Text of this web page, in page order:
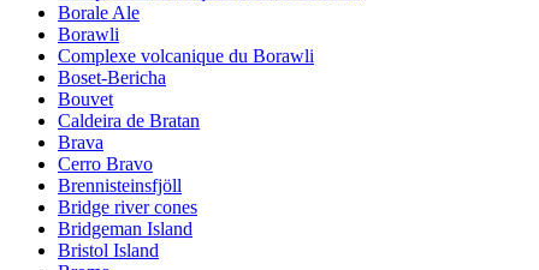
Borale Ale
Borawli
Complexe volcanique du Borawli
Boset-Bericha
Bouvet
Caldeira de Bratan
Brava
Cerro Bravo
Brennisteinsfjöll
Bridge river cones
Bridgeman Island
Bristol Island